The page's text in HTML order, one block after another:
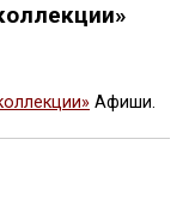
Афиши.